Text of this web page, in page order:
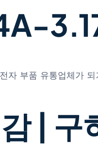
자 부품 유통업체가
| 구